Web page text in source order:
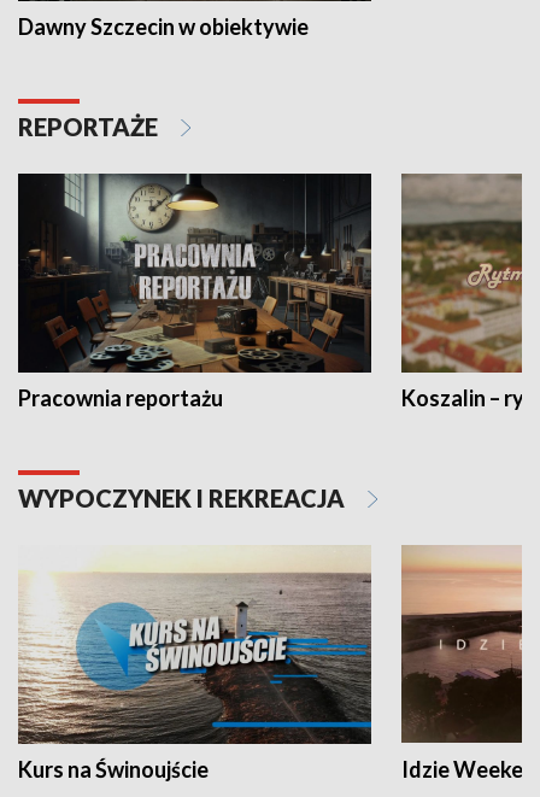
Dawny Szczecin w obiektywie
REPORTAŻE
Pracownia reportażu Koszalin –
WYPOCZYNEK I REKREACJA
Kurs na Świnoujście Idzie